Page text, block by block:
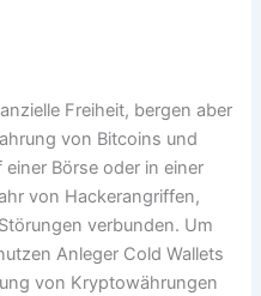
Freiheit, bergen aber
von Bitcoins und
Börse oder in einer
von Hackerangriffen,
verbunden. Um
Anleger Cold Wallets
von Kryptowährungen